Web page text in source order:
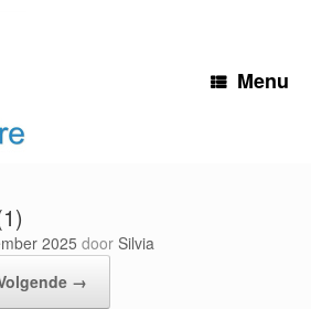
Menu
2025 door Silvia
→